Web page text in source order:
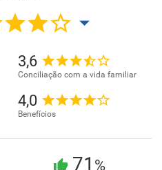
3,6
Conciliação com a vida familiar
4,0
Benefícios
71 %